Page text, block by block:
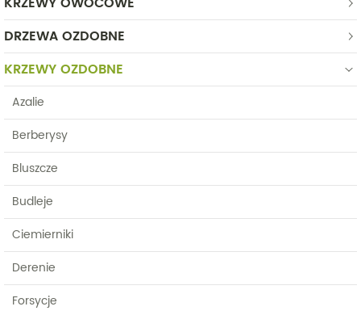
DRZEWA OZDOBNE
KRZEWY OZDOBNE
Azalie
Berberysy
Bluszcze
Budleje
Ciemierniki
Derenie
Forsycje